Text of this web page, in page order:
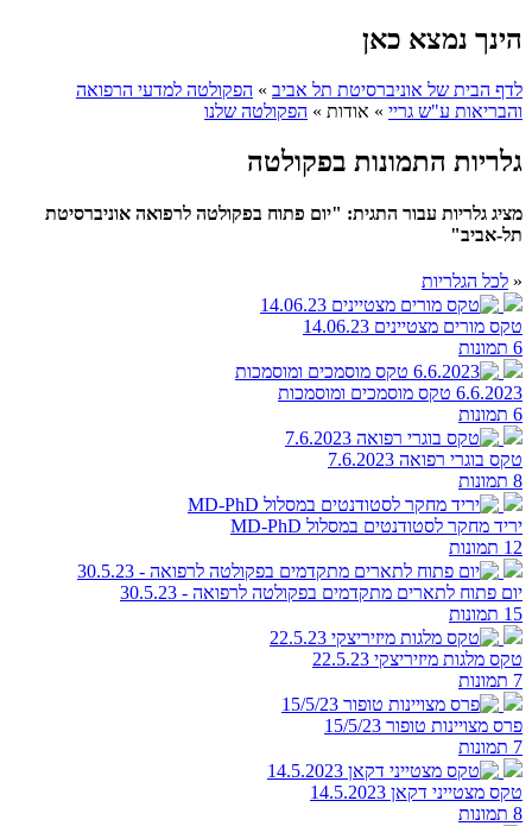
הינך נמצא כאן
לדף הבית של אוניברסיטת תל אביב » הפקולטה למדעי הרפואה
והבריאות ע"ש גריי » אודות » הפקולטה שלנו
גלריות התמונות בפקולטה
מציג גלריות עבור התגית: "יום פתוח בפקולטה לרפואה אוניברסיטת
תל-אביב"
« לכל הגלריות
טקס מורים מצטיינים 14.06.23
6 תמונות
6.6.2023 טקס מוסמכים ומוסמכות
6 תמונות
טקס בוגרי רפואה 7.6.2023
8 תמונות
יריד מחקר לסטודנטים במסלול MD-PhD
12 תמונות
יום פתוח לתארים מתקדמים בפקולטה לרפואה - 30.5.23
15 תמונות
טקס מלגות מיזיריצקי 22.5.23
7 תמונות
פרס מצויינות טופור 15/5/23
7 תמונות
טקס מצטייני דקאן 14.5.2023
8 תמונות